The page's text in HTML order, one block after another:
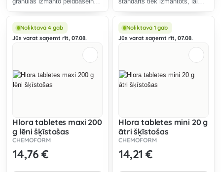
granulas izmanto peldbaseina
standarts tiek izmantots, lai
Noliktavā 4 gab
Jūs varat saņemt rīt, 07.08.
Hlora tabletes maxi 200
g lēni šķīstošas
CHEMOFORM
14,76 €
Noliktavā 1 gab
Jūs varat saņemt rīt, 07.08.
Hlora tabletes mini 20 g
ātri šķīstošas
CHEMOFORM
14,21 €